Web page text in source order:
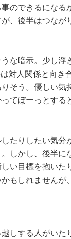
のできるにな
、後半はつなが
な暗示。少し
対人関係と向
そう。優しい
てぼーっとする
たりしたい気
しかし、後半
い目標を抱い
もしれません
しする人がい